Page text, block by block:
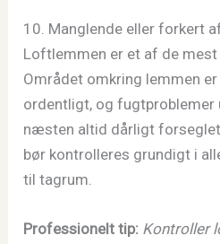
10. Manglende eller forkert
Loftlemmen er et af de
Området omkring lemmen
ordentligt, og fugtproblemer
næsten altid dårligt
bør kontrolleres grundigt i
til tagrum.
Professionelt tip: Kontroller